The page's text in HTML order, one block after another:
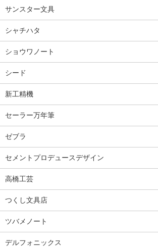
サンスター文具
シャチハタ
ショウワノート
シード
新工精機
セーラー万年筆
ゼブラ
セメントプロデュースデザイン
高橋工芸
つくし文具店
ツバメノート
デルフォニックス